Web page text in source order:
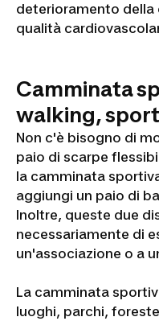
deterioramento della
qualità
Camminata
walking,
Non c'è bisogno di
paio di scarpe
la camminata
aggiungi un paio di
Inoltre, queste due
necessariamente di
un'associazione o a
La camminata
luoghi, parchi,